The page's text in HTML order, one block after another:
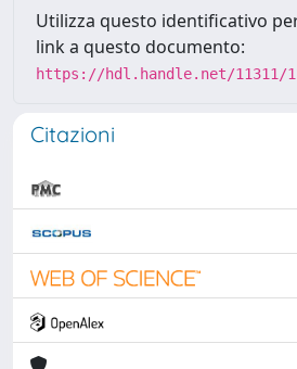
Utilizza questo identificativo
link a questo documento:
https://hdl.handle.net/11311/
Citazioni